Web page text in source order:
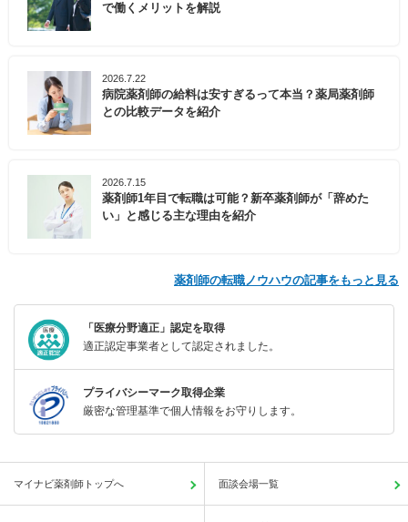
で働くメリットを解説
2026.7.22
病院薬剤師の給料は安すぎるって本当？薬局薬剤師
との比較データを紹介
2026.7.15
薬剤師1年目で転職は可能？新卒薬剤師が「辞めた
い」と感じる主な理由を紹介
薬剤師の転職ノウハウの記事をもっと見る
「医療分野適正」認定を取得
適正認定事業者として認定されました。
プライバシーマーク取得企業
厳密な管理基準で個人情報をお守りします。
マイナビ薬剤師トップへ 面談会場一覧